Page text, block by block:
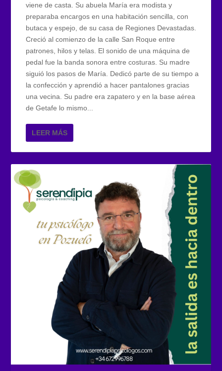
viene de casta. Su abuela María era modista y
preparaba encargos en una habitación sencilla, con
butaca y espejo, de su casa de Regiones Devastadas.
Creció al comienzo de la calle San Roque entre
patrones, hilos y telas. El sonido de una máquina de
pedal fue la banda sonora entre costuras. Su madre
siguió los pasos de María. Dedicó parte de su tiempo a
la confección y aprendió a hacer pantalones gracias
una vecina. Su padre era zapatero y en la base aérea
de Getafe lo mismo...
LEER MÁS